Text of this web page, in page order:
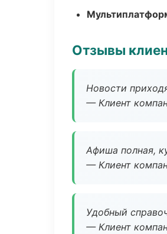
Отзывы
Новости
— Клиент
Афиша полная,
— Клиент
Удобный
— Клиент